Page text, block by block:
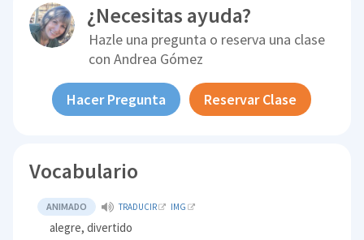
¿Necesitas ayuda?
Hazle una pregunta o reserva una clase
conAndrea Gómez
Hacer Pregunta Reservar Clase
Vocabulario
ANIMADO TRADUCIR IMG
alegre, divertido